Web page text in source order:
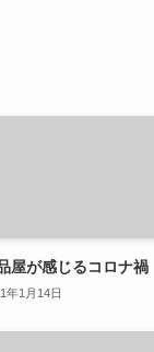
屋が感じるコロナ禍
年1月14日